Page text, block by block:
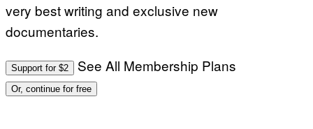
very best writing and exclusive new
documentaries.
Support for $2 See All Membership Plans
Or, continue for free